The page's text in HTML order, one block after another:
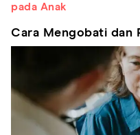
pada Anak
Cara Mengobati dan